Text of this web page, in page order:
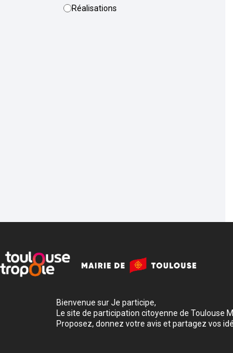
Réalisations
Bienvenue sur Je participe,
Le site de participation citoyenne de Toulouse
Proposez, donnez votre avis et partagez vos